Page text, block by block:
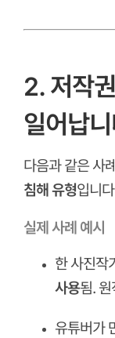
2. 저작
일어납
다음과 같은 사
침해 유형입니
실제 사례 예시
한 사진작
사용됨.
유튜버가